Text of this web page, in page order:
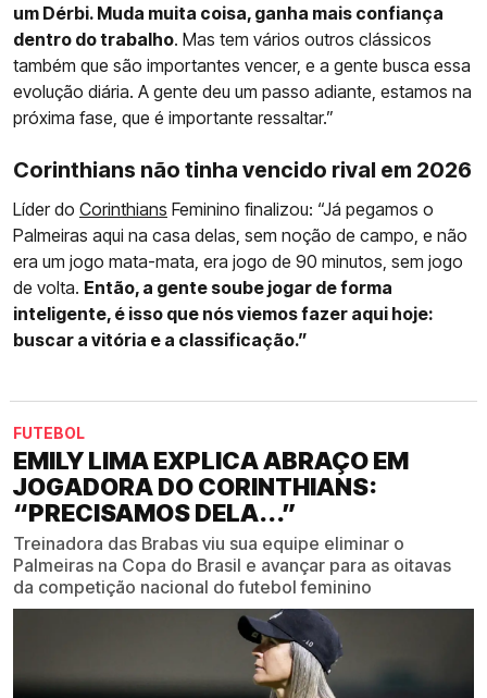
um Dérbi. Muda muita coisa, ganha mais confiança
dentro do trabalho. Mas tem vários outros clássicos
também que são importantes vencer, e a gente busca essa
evolução diária. A gente deu um passo adiante, estamos na
próxima fase, que é importante ressaltar.”
Corinthians não tinha vencido rival em 2026
Líder do Corinthians Feminino finalizou: “Já pegamos o
Palmeiras aqui na casa delas, sem noção de campo, e não
era um jogo mata-mata, era jogo de 90 minutos, sem jogo
de volta. Então, a gente soube jogar de forma
inteligente, é isso que nós viemos fazer aqui hoje:
buscar a vitória e a classificação.”
FUTEBOL
EMILY LIMA EXPLICA ABRAÇO EM
JOGADORA DO CORINTHIANS:
“PRECISAMOS DELA...”
Treinadora das Brabas viu sua equipe eliminar o
Palmeiras na Copa do Brasil e avançar para as oitavas
da competição nacional do futebol feminino